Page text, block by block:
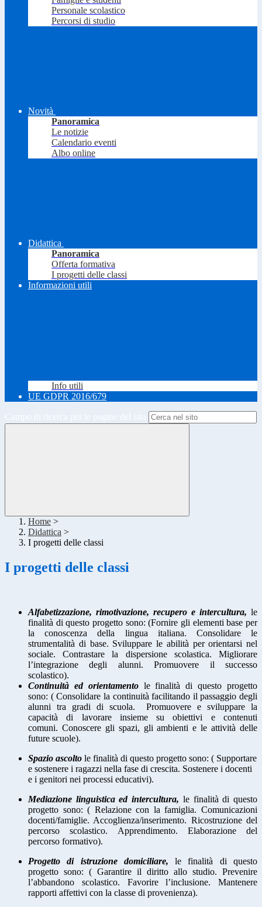
Personale scolastico
Percorsi di studio
Novità
Panoramica
Le notizie
Calendario eventi
Albo online
Didattica
Panoramica
Offerta formativa
I progetti delle classi
Informazioni utili
Info utili
UE GDPR 2016/679
Home >
Didattica >
I progetti delle classi
I progetti delle classi
Alfabetizzazione, rimotivazione, recupero e intercultura, le
finalità di questo progetto sono: (Fornire gli elementi base per
la conoscenza della lingua italiana. Consolidare le
strumentalità di base. Sviluppare le abilità per orientarsi nel
sociale. Contrastare la dispersione scolastica. Migliorare
l’integrazione degli alunni. Promuovere il successo
scolastico).
Continuità ed orientamento le finalità di questo progetto
sono: (Consolidare la continuità facilitando il passaggio degli
alunni tra gradi di scuola.
Promuovere e sviluppare la
capacità di lavorare insieme su obiettivi e contenuti
comuni. Conoscere gli spazi, gli ambienti e le attività delle
future scuole).
Spazio ascolto le finalità di questo progetto sono: ( Supportare
e sostenere i ragazzi nella fase di crescita. Sostenere i docenti
e i genitori nei processi educativi).
Mediazione linguistica ed intercultura, le finalità di questo
progetto sono: ( Relazione con la famiglia. Comunicazioni
docenti/famiglie. Accoglienza/inserimento. Ricostruzione del
percorso scolastico. Apprendimento. Elaborazione del
percorso formativo).
Progetto di istruzione domiciliare,le finalità di questo
progetto sono: ( Garantire il diritto allo studio. Prevenire
l’abbandono scolastico. Favorire l’inclusione. Mantenere
rapporti affettivi con la classe di provenienza).